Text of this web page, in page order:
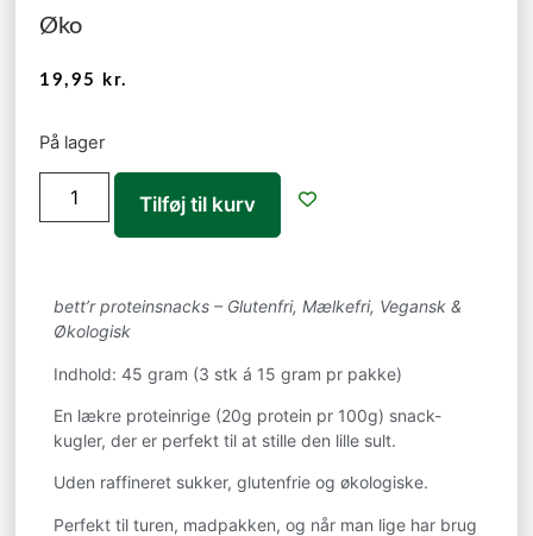
Øko
19,95 kr.
På lager
Tilføj til kurv
bett’r proteinsnacks – Glutenfri, Mælkefri, Vegansk &
Økologisk
Indhold: 45 gram (3 stk á 15 gram pr pakke)
En lækre proteinrige (20g protein pr 100g) snack-
kugler, der er perfekt til at stille den lille sult.
Uden raffineret sukker, glutenfrie og økologiske.
Perfekt til turen, madpakken, og når man lige har brug